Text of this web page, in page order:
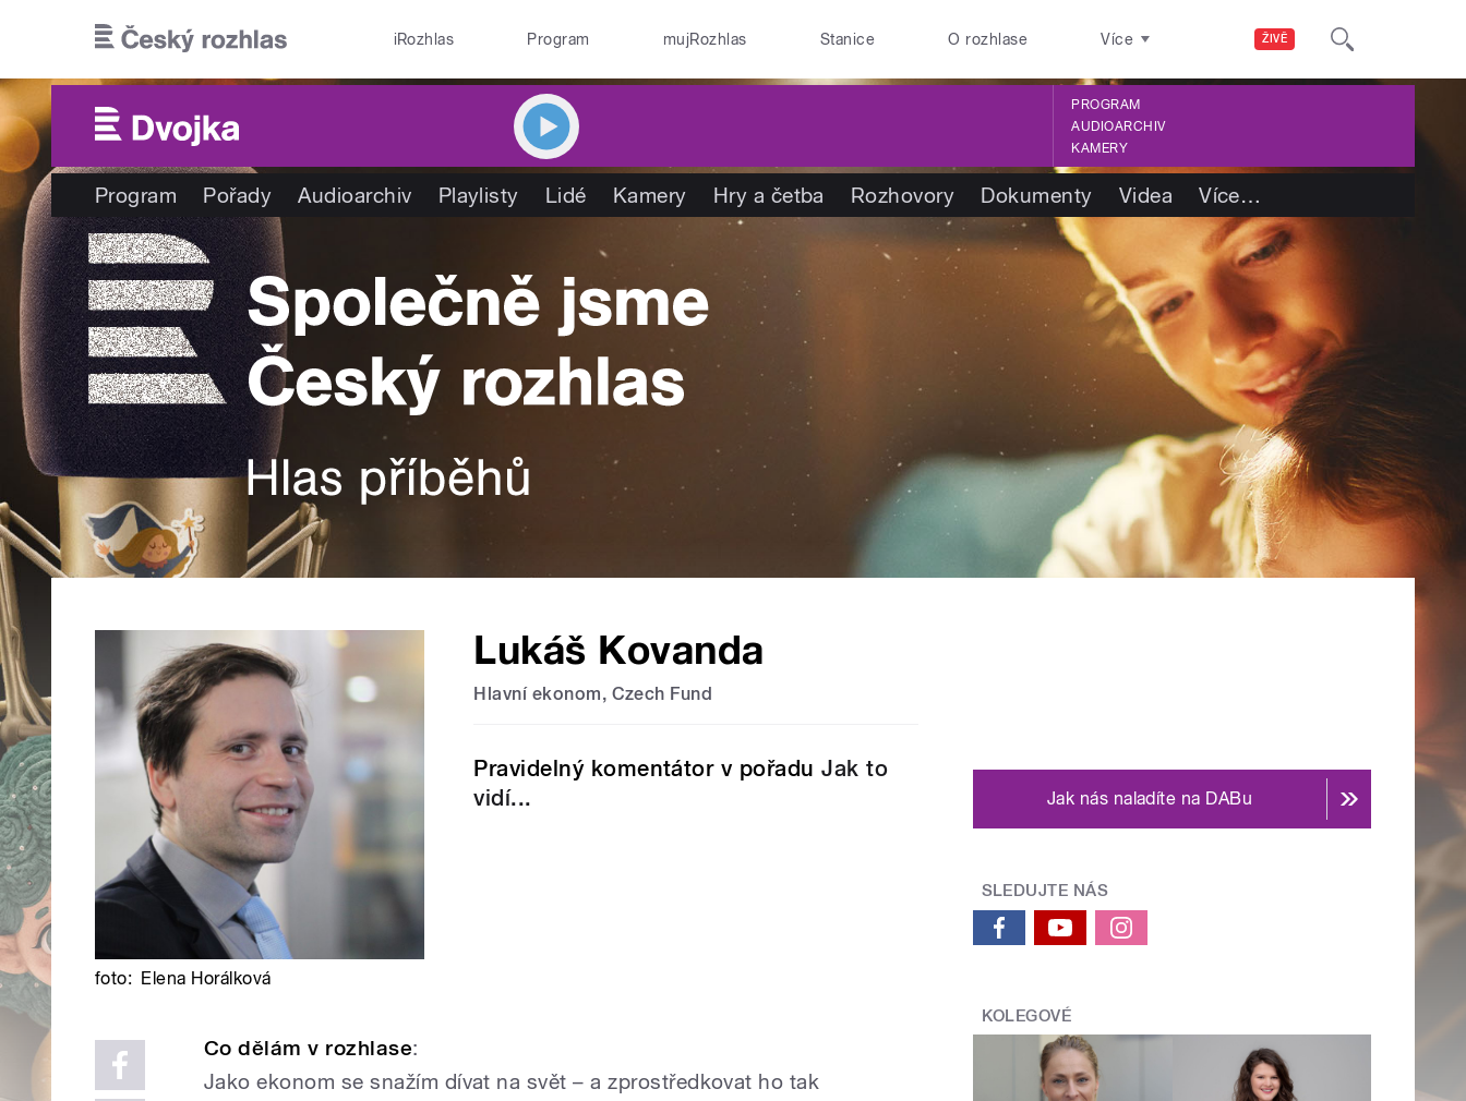
ŽIVĚ
iRozhlas Program mujRozhlas Stanice O rozhlase Více
PROGRAM
AUDIOARCHIV
KAMERY
Program Pořady Audioarchiv Playlisty Lidé Kamery Hry a četba Rozhovory Dokumenty Videa Více…
Lukáš Kovanda
Hlavní ekonom, Czech Fund
Pravidelný komentátor v pořadu Jak to
vidí...
foto: Elena Horálková
Co dělám v rozhlase:
Jako ekonom se snažím dívat na svět – a zprostředkovat ho tak
Jak nás naladíte na DABu
SLEDUJTE NÁS
KOLEGOVÉ